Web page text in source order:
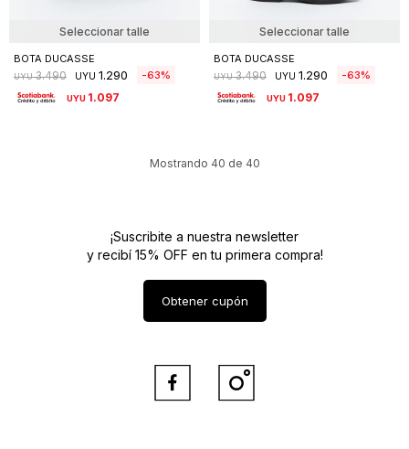
Seleccionar talle
BOTA DUCASSE
UYU 3.490 UYU 1.290 63
UYU 1.097
Seleccionar talle
BOTA DUCASSE
UYU 3.490 UYU 1.290 63
UYU 1.097
Mostrando 40 de 40
¡Suscribite a nuestra newsletter
y recibí 15% OFF en tu primera compra!
Obtener cupón
 